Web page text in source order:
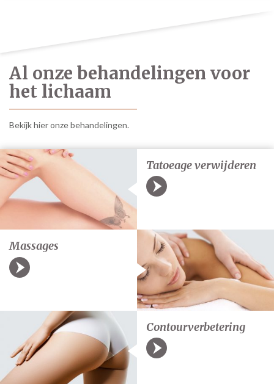
Al onze behandelingen voor
het lichaam
Bekijk hier onze behandelingen.
Tatoeage verwijderen
Massages
Contourverbetering